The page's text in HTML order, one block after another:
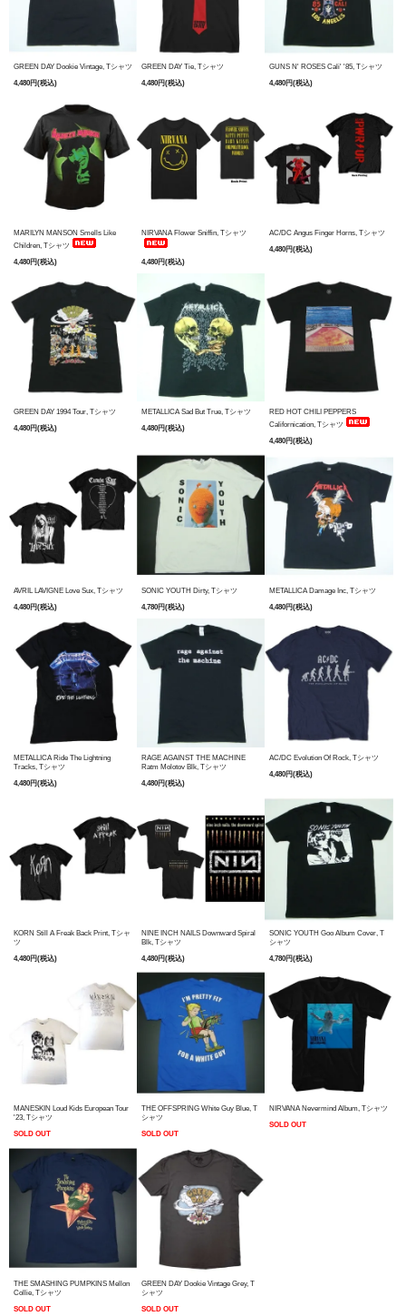
GREEN DAY Dookie Vintage, Tシャツ
4,480円(税込)
GREEN DAY Tie, Tシャツ
4,480円(税込)
GUNS N' ROSES Cali' '85, Tシャツ
4,480円(税込)
MARILYN MANSON Smells Like
Children, Tシャツ
4,480円(税込)
NIRVANA Flower Sniffin, Tシャツ
4,480円(税込)
AC/DC Angus Finger Horns, Tシャツ
4,480円(税込)
GREEN DAY 1994 Tour, Tシャツ
4,480円(税込)
METALLICA Sad But True, Tシャツ
4,480円(税込)
RED HOT CHILI PEPPERS
Californication, Tシャツ
4,480円(税込)
AVRIL LAVIGNE Love Sux, Tシャツ
4,480円(税込)
SONIC YOUTH Dirty, Tシャツ
4,780円(税込)
METALLICA Damage Inc, Tシャツ
4,480円(税込)
METALLICA Ride The Lightning
Tracks, Tシャツ
4,480円(税込)
RAGE AGAINST THE MACHINE
Ratm Molotov Blk, Tシャツ
4,480円(税込)
AC/DC Evolution Of Rock, Tシャツ
4,480円(税込)
KORN Still A Freak Back Print, Tシャ
ツ
4,480円(税込)
NINE INCH NAILS Downward Spiral
Blk, Tシャツ
4,480円(税込)
SONIC YOUTH Goo Album Cover, T
シャツ
4,780円(税込)
MANESKIN Loud Kids European Tour
'23, Tシャツ
SOLD OUT
THE OFFSPRING White Guy Blue, T
シャツ
SOLD OUT
NIRVANA Nevermind Album, Tシャツ
SOLD OUT
THE SMASHING PUMPKINS Mellon
Collie, Tシャツ
SOLD OUT
GREEN DAY Dookie Vintage Grey, T
シャツ
SOLD OUT